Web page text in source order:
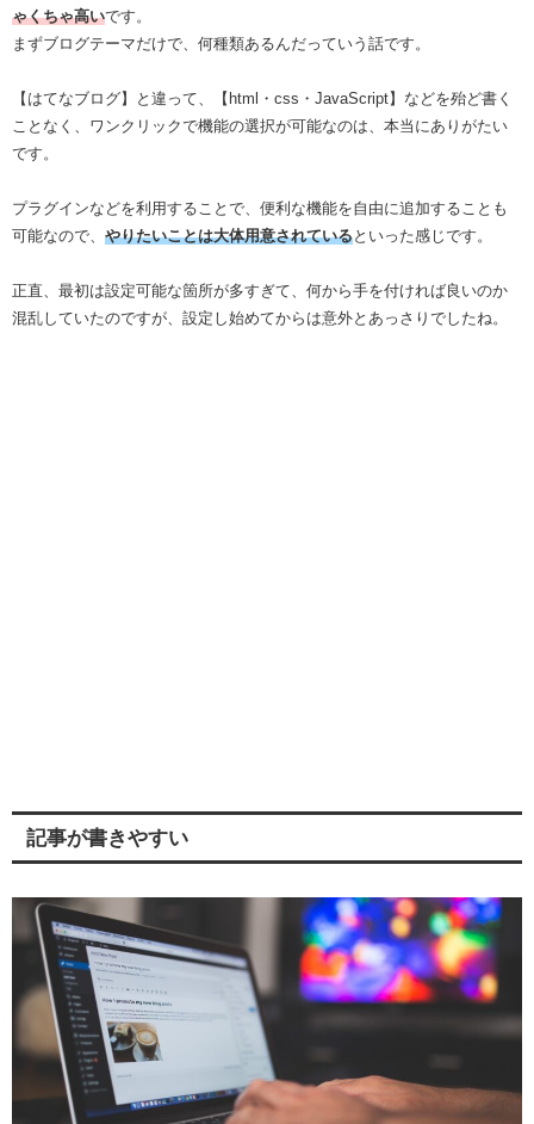
ゃくちゃ高いです。
まずブログテーマだけで、何種類あるんだっていう話です。
【はてなブログ】と違って、【html・css・JavaScript】などを殆ど書く
ことなく、ワンクリックで機能の選択が可能なのは、本当にありがたい
です。
プラグインなどを利用することで、便利な機能を自由に追加することも
可能なので、 やりたいことは大体用意されているといった感じです。
正直、最初は設定可能な箇所が多すぎて、何から手を付ければ良いのか
混乱していたのですが、設定し始めてからは意外とあっさりでしたね。
記事が書きやすい